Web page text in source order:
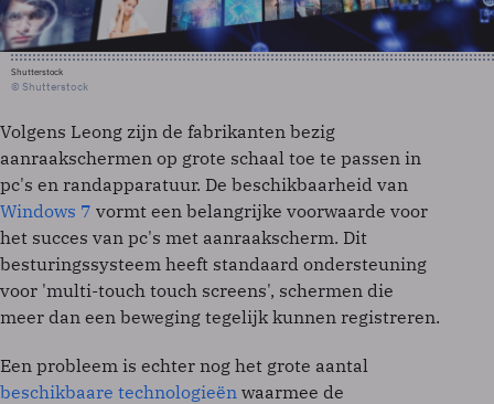
Shutterstock
© Shutterstock
Volgens Leong zijn de fabrikanten bezig
aanraakschermen op grote schaal toe te passen in
pc's en randapparatuur. De beschikbaarheid van
Windows 7 vormt een belangrijke voorwaarde voor
het succes van pc's met aanraakscherm. Dit
besturingssysteem heeft standaard ondersteuning
voor 'multi-touch touch screens', schermen die
meer dan een beweging tegelijk kunnen registreren.
Een probleem is echter nog het grote aantal
beschikbaare technologieën waarmee de